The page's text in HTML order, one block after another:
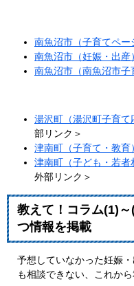
南魚沼市（子育てペー
南魚沼市（妊娠・出産）
南魚沼市（南魚沼市子
湯沢町（湯沢町子育
部リンク＞
津南町（子育て・教育）
津南町（子ども・若
外部リンク＞
教えて！コラム(1)
つ情報を掲載
予想していなかった妊娠
も相談できない、これか